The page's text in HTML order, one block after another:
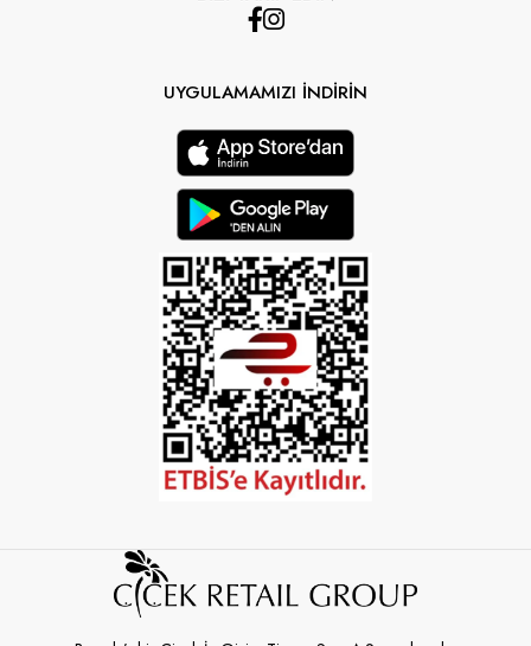
UYGULAMAMIZI İNDİRİN